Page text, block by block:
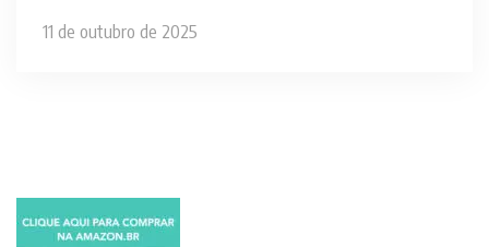
11 de outubro de 2025